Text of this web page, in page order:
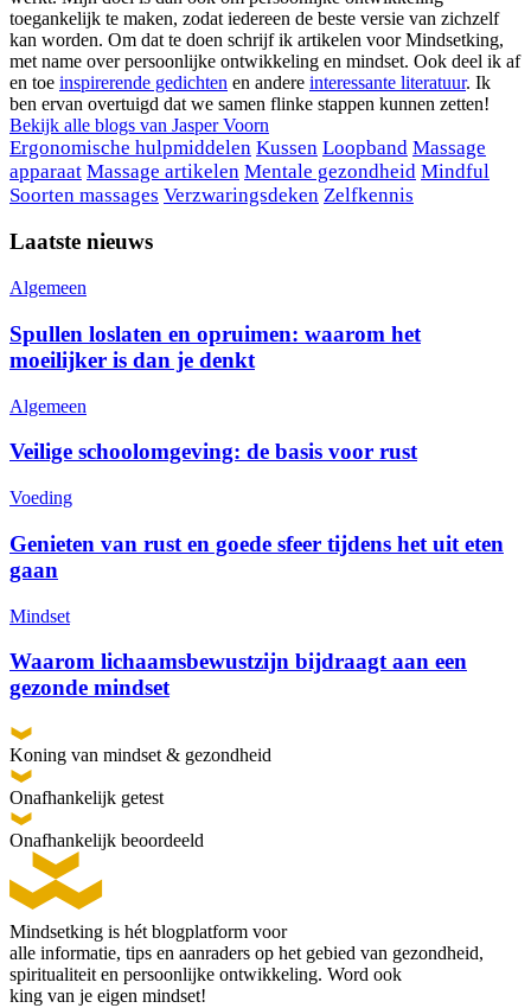
toegankelijk te maken, zodat iedereen de beste versie van zichzelf
kan worden. Om dat te doen schrijf ik artikelen voor Mindsetking,
met name over persoonlijke ontwikkeling en mindset. Ook deel ik af
en toe inspirerende gedichten en andere interessante literatuur. Ik
ben ervan overtuigd dat we samen flinke stappen kunnen zetten!
Bekijk alle blogs van Jasper Voorn
Ergonomische hulpmiddelen Kussen Loopband Massage
apparaat Massage artikelen Mentale gezondheid Mindful
Soorten massages Verzwaringsdeken Zelfkennis
Laatste nieuws
Algemeen
Spullen loslaten en opruimen: waarom het
moeilijker is dan je denkt
Algemeen
Veilige schoolomgeving: de basis voor rust
Voeding
Genieten van rust en goede sfeer tijdens het uit eten
gaan
Mindset
Waarom lichaamsbewustzijn bijdraagt aan een
gezonde mindset
Koning van mindset & gezondheid
Onafhankelijk getest
Onafhankelijk beoordeeld
Mindsetking is hét blogplatform voor
alle informatie, tips en aanraders op het gebied van gezondheid,
spiritualiteit en persoonlijke ontwikkeling. Word ook
king van je eigen mindset!